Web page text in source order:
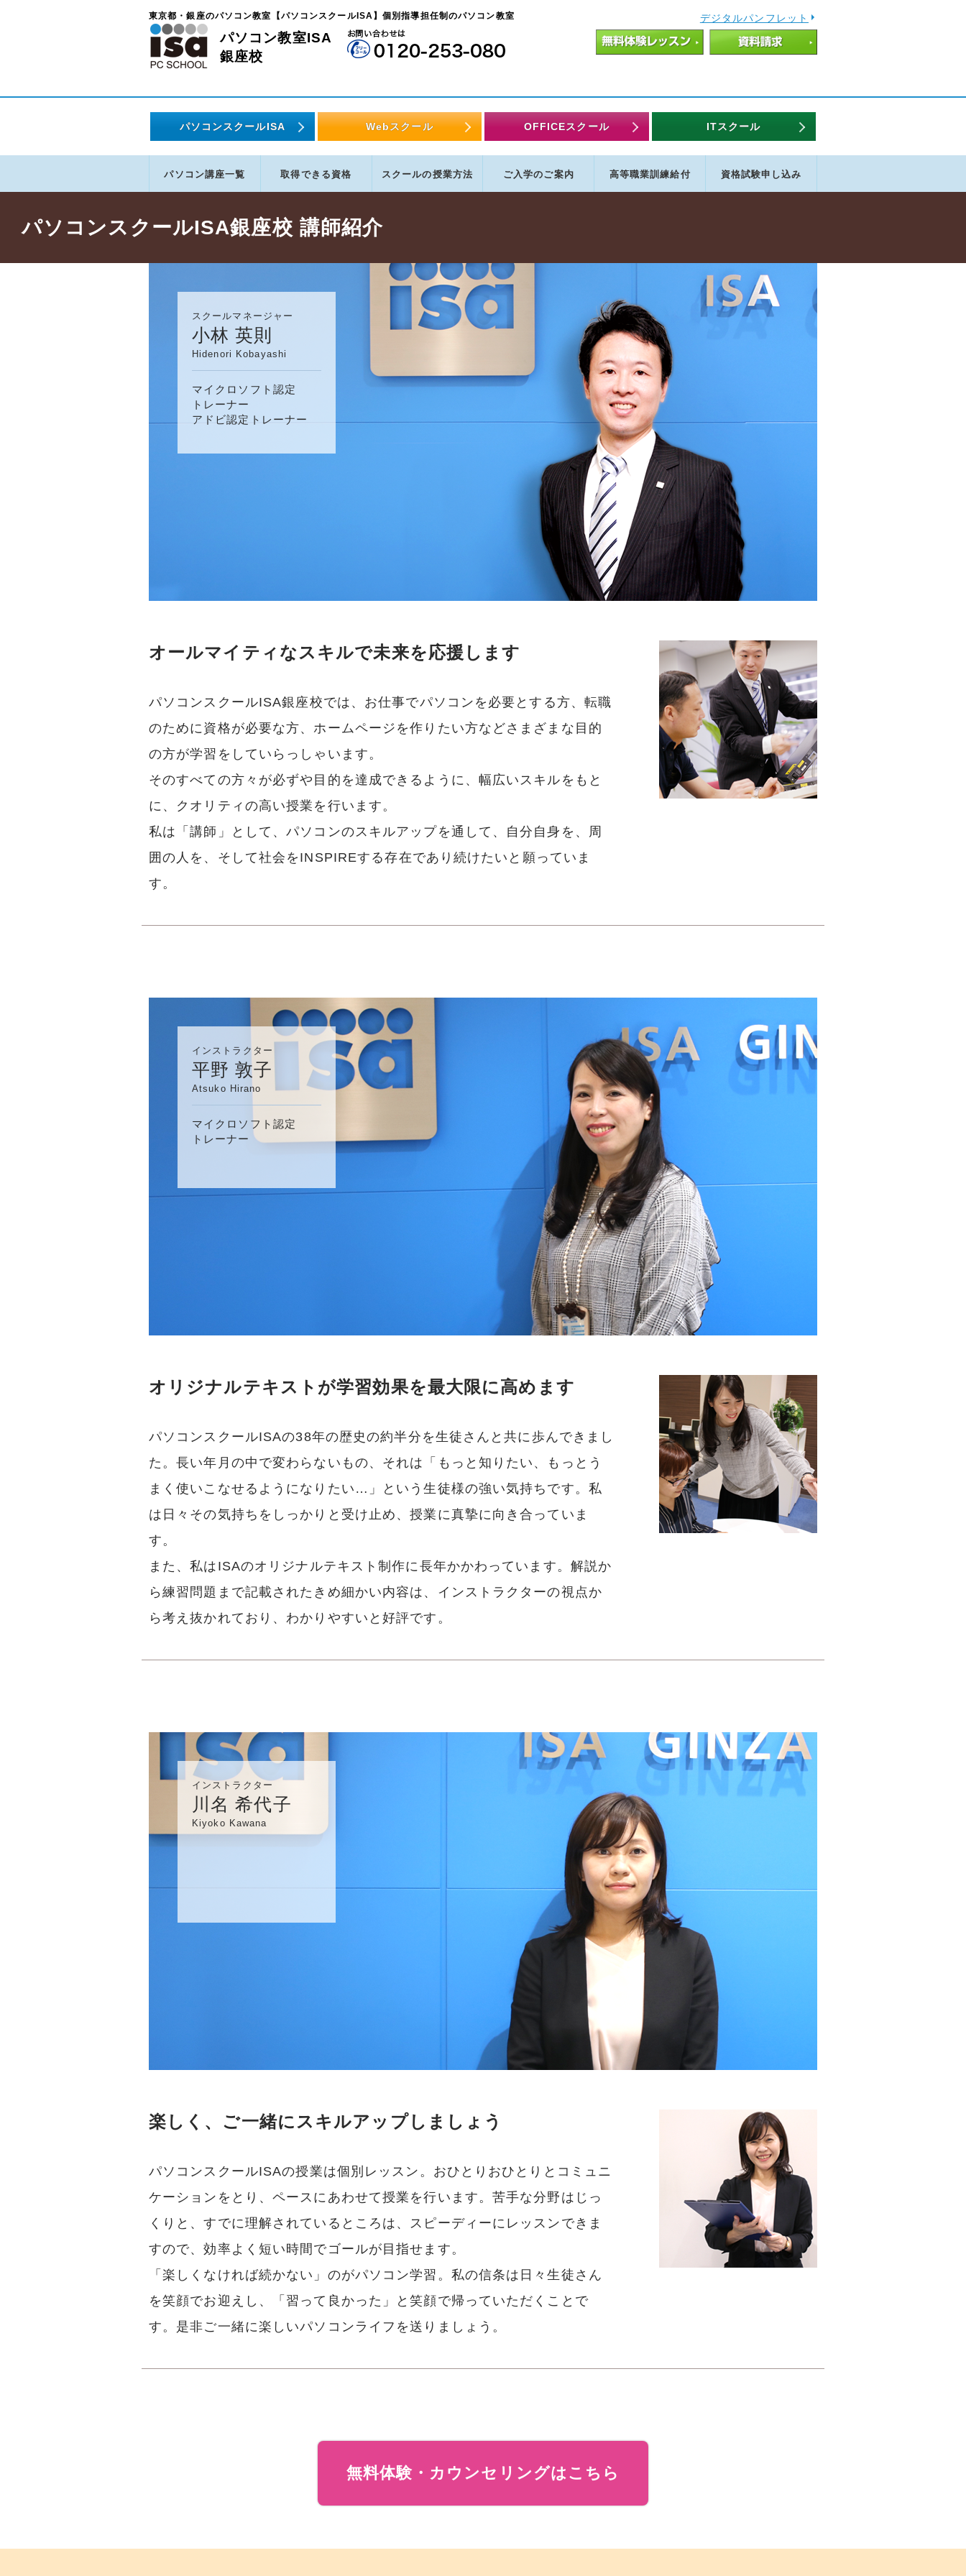
東京都・銀座のパソコン教室【パソコンスクールISA】個別指導担任制のパソコン教室
パソコン教室ISA
銀座校
デジタルパンフレット
パソコンスクールISA Webスクール OFFICEスクール ITスクール
パソコン講座一覧 取得できる 資格 スクールの授業方法 ご入学のご案内 高等職業訓練給付 資格試験申し込み
パソコンスクールISA銀座校 講師紹介
スクールマネージャー
小林 英則
Hidenori Kobayashi
マイクロソフト認定
トレーナー
アドビ認定トレーナー
オールマイティなスキルで未来を応援します
パソコンスクールISA銀座校では、お仕事でパソコンを必要とする方、転職
のために資格が必要な方、ホームページを作りたい方などさまざまな目的
の方が学習をしていらっしゃいます。
そのすべての方々が必ずや目的を達成できるように、幅広いスキルをもと
に、クオリティの高い授業を行います。
私は「講師」として、パソコンのスキルアップを通して、自分自身を、周
囲の人を、そして社会をINSPIREする存在であり続けたいと願っていま
す。
インストラクター
平野 敦子
Atsuko Hirano
マイクロソフト認定
トレーナー
オリジナルテキストが学習効果を最大限に高めます
パソコンスクールISAの38年の歴史の約半分を生徒さんと共に歩んできまし
た。長い年月の中で変わらないもの、それは「もっと知りたい、もっとう
まく使いこなせるようになりたい…」という生徒様の強い気持ちです。私
は日々その気持ちをしっかりと受け止め、授業に真摯に向き合っていま
す。
また、私はISAのオリジナルテキスト制作に長年かかわっています。解説か
ら練習問題まで記載されたきめ細かい内容は、インストラクターの視点か
ら考え抜かれており、わかりやすいと好評です。
インストラクター
川名 希代子
Kiyoko Kawana
楽しく、ご一緒にスキルアップしましょう
パソコンスクールISAの授業は個別レッスン。おひとりおひとりとコミュニ
ケーションをとり、ペースにあわせて授業を行います。苦手な分野はじっ
くりと、すでに理解されているところは、スピーディーにレッスンできま
すので、効率よく短い時間でゴールが目指せます。
「楽しくなければ続かない」のがパソコン学習。私の信条は日々生徒さん
を笑顔でお迎えし、「習って良かった」と笑顔で帰っていただくことで
す。是非ご一緒に楽しいパソコンライフを送りましょう。
無料体験・カウンセリングはこちら